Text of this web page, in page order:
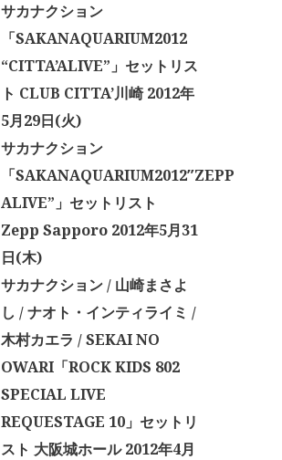
サカナクション
「SAKANAQUARIUM2012
“CITTA’ALIVE”」セットリス
ト CLUB CITTA’川崎 2012年
5月29日(火)
サカナクション
「SAKANAQUARIUM2012″ZEPP
ALIVE”」セットリスト
Zepp Sapporo 2012年5月31
日(木)
サカナクション / 山崎まさよ
し / ナオト・インティライミ /
木村カエラ / SEKAI NO
OWARI「ROCK KIDS 802
SPECIAL LIVE
REQUESTAGE 10」セットリ
スト 大阪城ホール 2012年4月